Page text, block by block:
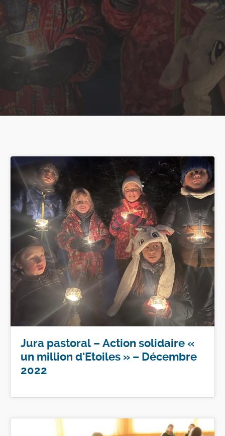
Jura pastoral – Action solidaire «
un million d’Etoiles » – Décembre
2022